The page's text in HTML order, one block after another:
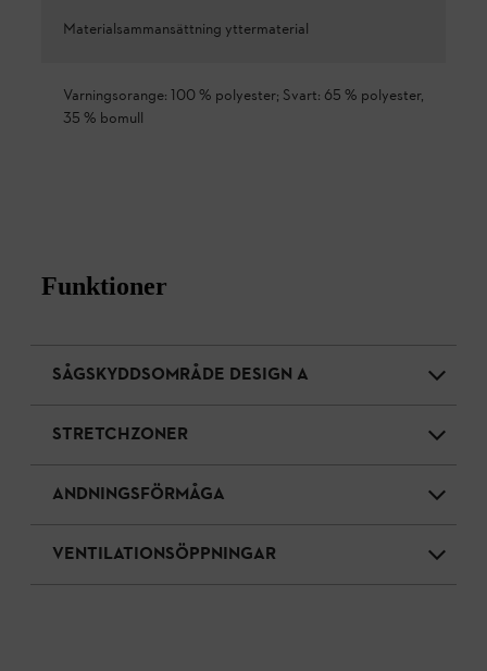
Materialsammansättning yttermaterial
Varningsorange: 100 % polyester; Svart: 65 % polyester,
35 % bomull
Funktioner
SÅGSKYDDSOMRÅDE DESIGN A
STRETCHZONER
ANDNINGSFÖRMÅGA
VENTILATIONSÖPPNINGAR